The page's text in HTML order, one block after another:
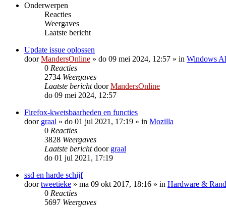
Onderwerpen
Reacties
Weergaves
Laatste bericht
Update issue oplossen
doorMandersOnline » do 09 mei 2024, 12:57 » in Windows
0 Reacties
2734 Weergaves
Laatste berichtdoorMandersOnline
do 09 mei 2024, 12:57
Firefox-kwetsbaarheden en functies
door graal » do 01 jul 2021, 17:19 » in Mozilla
0 Reacties
3828 Weergaves
Laatste berichtdoor graal
do 01 jul 2021, 17:19
ssd en harde schijf
doortweetieke » ma 09 okt 2017, 18:16 » in Hardware &
0 Reacties
5697 Weergaves